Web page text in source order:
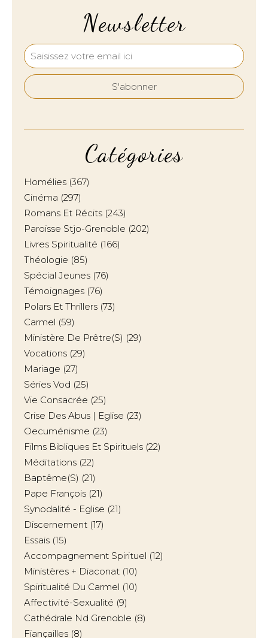
Newsletter
Catégories
Homélies (367)
Cinéma (297)
Romans Et Récits (243)
Paroisse Stjo-Grenoble (202)
Livres Spiritualité (166)
Théologie (85)
Spécial Jeunes (76)
Témoignages (76)
Polars Et Thrillers (73)
Carmel (59)
Ministère De Prêtre(s) (29)
Vocations (29)
Mariage (27)
Séries Vod (25)
Vie Consacrée (25)
Crise Des Abus | Eglise (23)
Oecuménisme (23)
Films Bibliques Et Spirituels (22)
Méditations (22)
Baptême(s) (21)
Pape François (21)
Synodalité - Eglise (21)
Discernement (17)
Essais (15)
Accompagnement Spirituel (12)
Ministères + Diaconat (10)
Spiritualité Du Carmel (10)
Affectivité-Sexualité (9)
Cathédrale Nd Grenoble (8)
Fiançailles (8)